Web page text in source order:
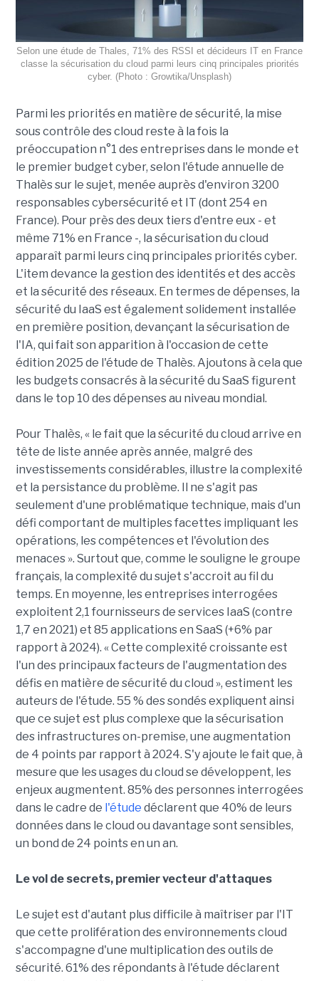
Selon une étude de Thales, 71% des RSSI et décideurs IT en France
classe la sécurisation du cloud parmi leurs cinq principales priorités
cyber. (Photo : Growtika/Unsplash)
Parmi les priorités en matière de sécurité, la mise
sous contrôle des cloud reste à la fois la
préoccupation n°1 des entreprises dans le monde et
le premier budget cyber, selon l'étude annuelle de
Thalès sur le sujet, menée auprès d'environ 3200
responsables cybersécurité et IT (dont 254 en
France). Pour près des deux tiers d'entre eux - et
même 71% en France -, la sécurisation du cloud
apparaît parmi leurs cinq principales priorités cyber.
L'item devance la gestion des identités et des accès
et la sécurité des réseaux. En termes de dépenses, la
sécurité du IaaS est également solidement installée
en première position, devançant la sécurisation de
l'IA, qui fait son apparition à l'occasion de cette
édition 2025 de l'étude de Thalès. Ajoutons à cela que
les budgets consacrés à la sécurité du SaaS figurent
dans le top 10 des dépenses au niveau mondial.
Pour Thalès, « le fait que la sécurité du cloud arrive en
tête de liste année après année, malgré des
investissements considérables, illustre la complexité
et la persistance du problème. Il ne s'agit pas
seulement d'une problématique technique, mais d'un
défi comportant de multiples facettes impliquant les
opérations, les compétences et l'évolution des
menaces ». Surtout que, comme le souligne le groupe
français, la complexité du sujet s'accroit au fil du
temps. En moyenne, les entreprises interrogées
exploitent 2,1 fournisseurs de services IaaS (contre
1,7 en 2021) et 85 applications en SaaS (+6% par
rapport à 2024). « Cette complexité croissante est
l'un des principaux facteurs de l'augmentation des
défis en matière de sécurité du cloud », estiment les
auteurs de l'étude. 55 % des sondés expliquent ainsi
que ce sujet est plus complexe que la sécurisation
des infrastructures on-premise, une augmentation
de 4 points par rapport à 2024. S'y ajoute le fait que, à
mesure que les usages du cloud se développent, les
enjeux augmentent. 85% des personnes interrogées
dans le cadre de l'étude déclarent que 40% de leurs
données dans le cloud ou davantage sont sensibles,
un bond de 24 points en un an.
Le vol de secrets, premier vecteur d'attaques
Le sujet est d'autant plus difficile à maîtriser par l'IT
que cette prolifération des environnements cloud
s'accompagne d'une multiplication des outils de
sécurité. 61% des répondants à l'étude déclarent